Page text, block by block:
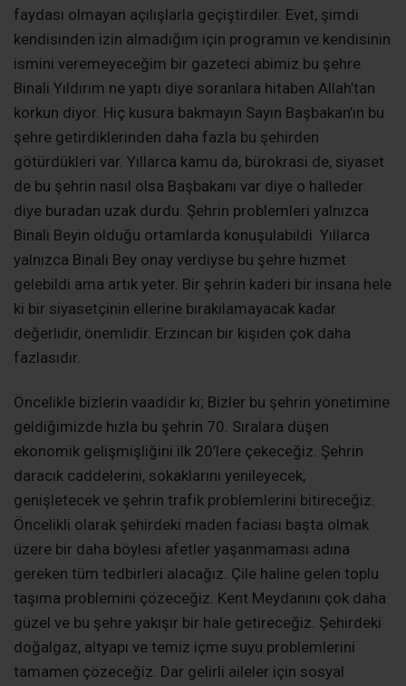
faydası olmayan açılışlarla geçiştirdiler. Evet, şimdi
kendisinden izin almadığım için programın ve kendisinin
ismini veremeyeceğim bir gazeteci abimiz bu şehre
Binali Yıldırım ne yaptı diye soranlara hitaben Allah’tan
korkun diyor. Hiç kusura bakmayın Sayın Başbakan’ın bu
şehre getirdiklerinden daha fazla bu şehirden
götürdükleri var. Yıllarca kamu da, bürokrasi de, siyaset
de bu şehrin nasıl olsa Başbakanı var diye o halleder
diye buradan uzak durdu. Şehrin problemleri yalnızca
Binali Beyin olduğu ortamlarda konuşulabildi. Yıllarca
yalnızca Binali Bey onay verdiyse bu şehre hizmet
gelebildi ama artık yeter. Bir şehrin kaderi bir insana hele
ki bir siyasetçinin ellerine bırakılamayacak kadar
değerlidir, önemlidir. Erzincan bir kişiden çok daha
fazlasıdır.
Öncelikle bizlerin vaadidir ki; Bizler bu şehrin yönetimine
geldiğimizde hızla bu şehrin 70. Sıralara düşen
ekonomik gelişmişliğini ilk 20’lere çekeceğiz. Şehrin
daracık caddelerini, sokaklarını yenileyecek,
genişletecek ve şehrin trafik problemlerini bitireceğiz.
Öncelikli olarak şehirdeki maden faciası başta olmak
üzere bir daha böylesi afetler yaşanmaması adına
gereken tüm tedbirleri alacağız. Çile haline gelen toplu
taşıma problemini çözeceğiz. Kent Meydanını çok daha
güzel ve bu şehre yakışır bir hale getireceğiz. Şehirdeki
doğalgaz, altyapı ve temiz içme suyu problemlerini
tamamen çözeceğiz. Dar gelirli aileler için sosyal